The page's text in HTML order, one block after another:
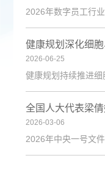
2026-06-25
2026-03-06